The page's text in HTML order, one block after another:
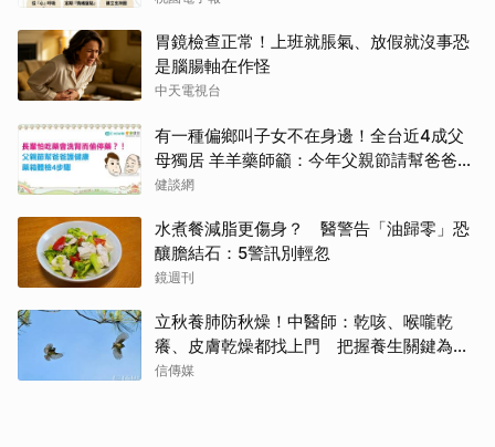
胃鏡檢查正常！上班就脹氣、放假就沒事恐
是腦腸軸在作怪
中天電視台
有一種偏鄉叫子女不在身邊！全台近4成父
母獨居 羊羊藥師籲：今年父親節請幫爸爸讀
懂他的藥
健談網
水煮餐減脂更傷身？ 醫警告「油歸零」恐
釀膽結石：5警訊別輕忽
鏡週刊
立秋養肺防秋燥！中醫師：乾咳、喉嚨乾
癢、皮膚乾燥都找上門 把握養生關鍵為秋
冬打底
信傳媒